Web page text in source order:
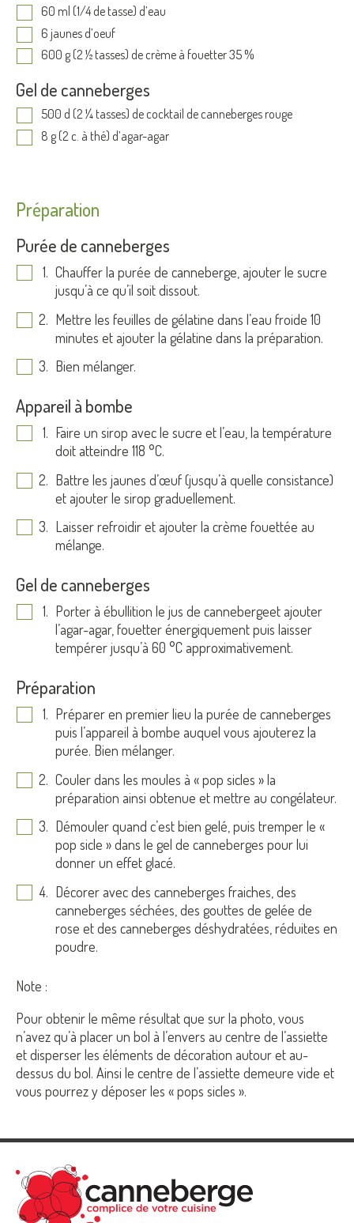
60 ml (1/4 de tasse) d’eau
6 jaunes d’oeuf
600 g (2 ½ tasses) de crème à fouetter 35 %
Gel de canneberges
500 d (2 ¼ tasses) de cocktail de canneberges rouge
8 g (2 c. à thé) d’agar-agar
Préparation
Purée de canneberges
Chauffer la purée de canneberge, ajouter le sucre
jusqu’à ce qu’il soit dissout.
Mettre les feuilles de gélatine dans l’eau froide 10
minutes et ajouter la gélatine dans la préparation.
Bien mélanger.
Appareil à bombe
Faire un sirop avec le sucre et l’eau, la température
doit atteindre 118 °C.
Battre les jaunes d’œuf (jusqu’à quelle consistance)
et ajouter le sirop graduellement.
Laisser refroidir et ajouter la crème fouettée au
mélange.
Gel de canneberges
Porter à ébullition le jus de cannebergeet ajouter
l’agar-agar, fouetter énergiquement puis laisser
tempérer jusqu’à 60 °C approximativement.
Préparation
Préparer en premier lieu la purée de canneberges
puis l’appareil à bombe auquel vous ajouterez la
purée. Bien mélanger.
Couler dans les moules à « pop sicles » la
préparation ainsi obtenue et mettre au congélateur.
Démouler quand c’est bien gelé, puis tremper le «
pop sicle » dans le gel de canneberges pour lui
donner un effet glacé.
Décorer avec des canneberges fraiches, des
canneberges séchées, des gouttes de gelée de
rose et des canneberges déshydratées, réduites en
poudre.
Note :
Pour obtenir le même résultat que sur la photo, vous
n’avez qu’à placer un bol à l’envers au centre de l’assiette
et disperser les éléments de décoration autour et au-
dessus du bol. Ainsi le centre de l’assiette demeure vide et
vous pourrez y déposer les « pops sicles ».